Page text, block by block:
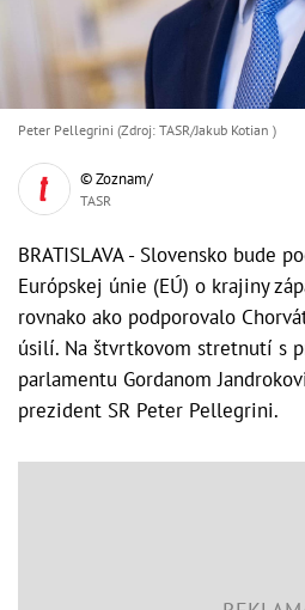
Peter Pellegrini (Zdroj: TASR/Jakub Kotian )
© Zoznam/
TASR
BRATISLAVA - Slovensko bude
Európskej únie (EÚ) o krajiny
rovnako ako podporovalo
úsilí. Na štvrtkovom stretnutí s
parlamentu Gordanom
prezident SR Peter Pellegrini.